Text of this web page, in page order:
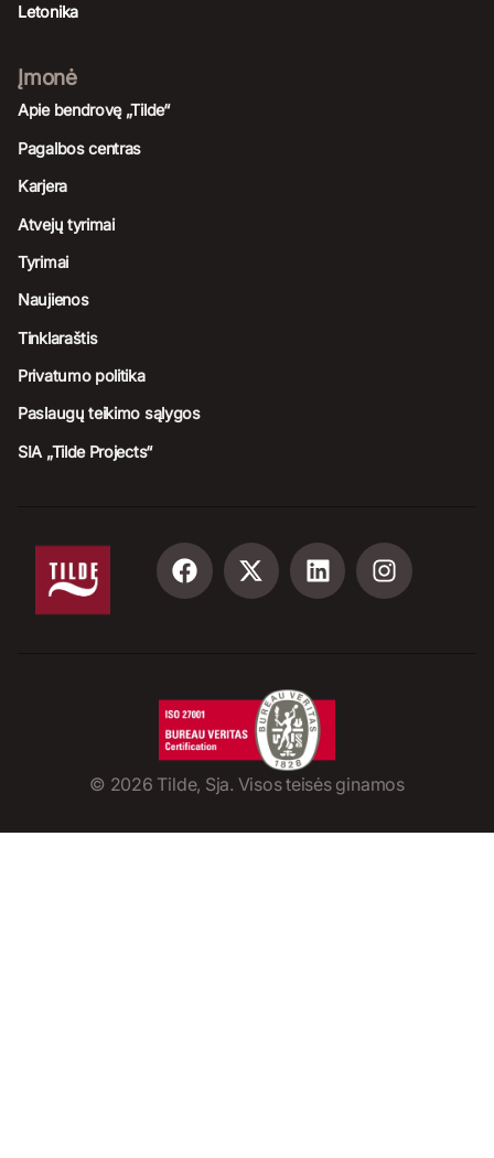
Letonika
Įmonė
Apie bendrovę „Tilde“
Pagalbos centras
Karjera
Atvejų tyrimai
Tyrimai
Naujienos
Tinklaraštis
Privatumo politika
Paslaugų teikimo sąlygos
SIA „Tilde Projects“
© 2026 Tilde, Sja. Visos teisės ginamos